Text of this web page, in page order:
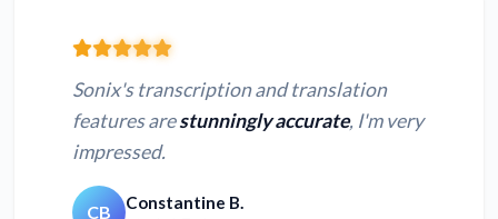
Sonix's transcription and translation
features arestunningly accurate, I'm very
impressed.
CB Constantine B.